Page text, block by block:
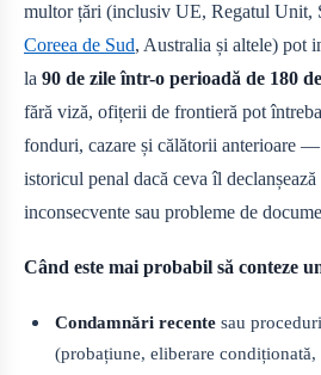
multor țări (inclusiv UE, Regatul Unit,
Coreea de Sud, Australia și altele) pot
la 90 de zile într-o perioadă de 180
fără viză, ofițerii de frontieră pot
fonduri, cazare și călătorii anterioare
istoricul penal dacă ceva îl
inconsecvente sau probleme de
Când este mai probabil să conteze
Condamnări recente sau
(probațiune, eliberare